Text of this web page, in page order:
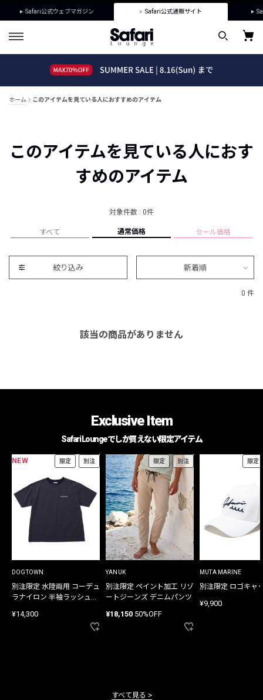
Safari公式ウェブマガジン Safari公式通販サイト
ホーム このアイテムを見ている人におすすめのアイテム
このアイテムを見ている人におす
すめのアイテム
対象件数 : 0件
すべて 通常価格 セール価格
絞り込み 新着順
0 件
該当の商品がありません
Exclusive Item
Safari Loungeでしか買えない限定アイテム
NEW 限定 別注
DOGTOWN
別注限定 水陸両用 コーデュ
ラナイロン 半袖ラッシュガ
¥14,300
限定 別注
YANUK
別注限定 ペイント加工 リゾ
ートジーンズ デニムパンツ
¥18,150 50%OFF
限定
MUTA MARINE
別注限定 ロゴキャ
¥9,900
すべて見る